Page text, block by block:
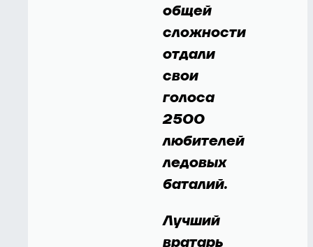
общей
сложности
отдали
свои
голоса
2500
любителей
ледовых
баталий.
Лучший
вратарь